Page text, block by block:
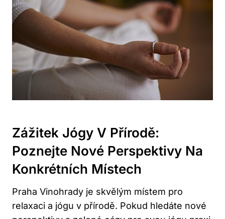
Zážitek Jógy V Přírodě:
Poznejte Nové Perspektivy Na
Konkrétních Místech
Praha Vinohrady je skvělým místem pro
relaxaci a jógu v přírodě. Pokud hledáte nové